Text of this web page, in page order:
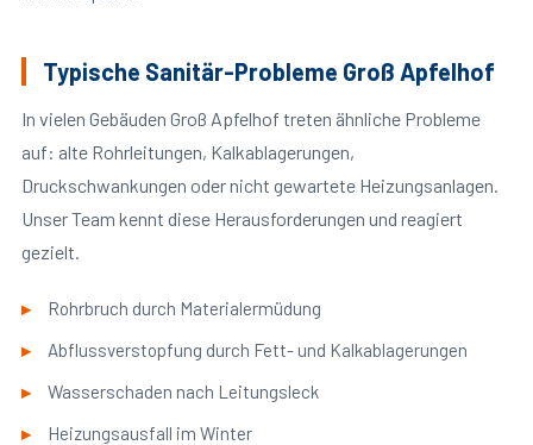
Typische Sanitär-Probleme Groß Apfelhof
In vielen Gebäuden Groß Apfelhof treten ähnliche Probleme
auf: alte Rohrleitungen, Kalkablagerungen,
Druckschwankungen oder nicht gewartete Heizungsanlagen.
Unser Team kennt diese Herausforderungen und reagiert
gezielt.
Rohrbruch durch Materialermüdung
Abflussverstopfung durch Fett- und Kalkablagerungen
Wasserschaden nach Leitungsleck
Heizungsausfall im Winter